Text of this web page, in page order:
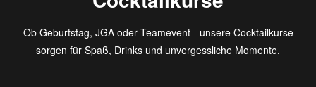
Ob Geburtstag, JGA oder Teamevent - unsere Cocktailkurse
sorgen für Spaß, Drinks und unvergessliche Momente.